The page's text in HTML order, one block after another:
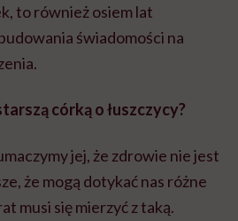
to również osiem lat
świadomości na
córką o łuszczycy?
jej, że zdrowie nie jest
że mogą dotykać nas różne
musi się mierzyć z taką.